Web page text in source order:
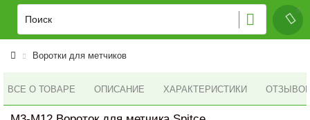
Воротки для метчиков
ВСЕ О ТОВАРЕ ОПИСАНИЕ ХАРАКТЕРИСТИКИ ОТЗЫВОВ